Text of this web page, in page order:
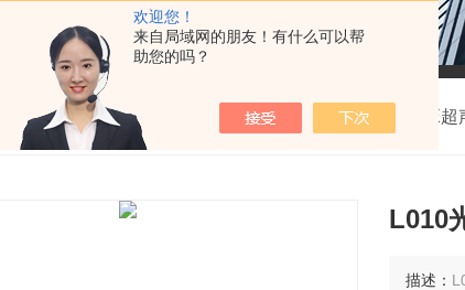
欢迎您！
来自局域网的朋友！有什么可以帮
助您的吗？
我的位置： 产品中心 美国FLOWLINE
L010
描述：